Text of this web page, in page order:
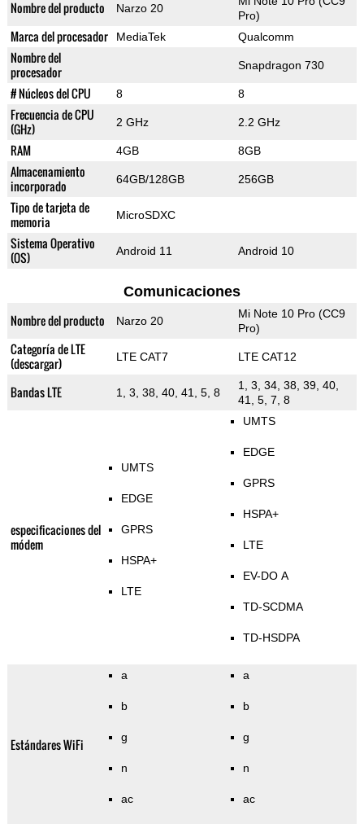
Nombre del producto Narzo 20
Pro)
Marca del procesador MediaTek Qualcomm
Nombre del
procesador
Snapdragon 730
# Núcleos del CPU 8 8
Frecuencia de CPU
(GHz)
2 GHz 2.2 GHz
RAM 4GB 8GB
Almacenamiento
incorporado
64GB/128GB 256GB
Tipo de tarjeta de
memoria
MicroSDXC
Sistema Operativo
(OS)
Android 11 Android 10
Comunicaciones
Nombre del producto Narzo 20
Mi Note 10 Pro (CC9
Pro)
Categoría de LTE
(descargar)
LTE CAT7 LTE CAT12
Bandas LTE 1, 3, 38, 40, 41, 5, 8
1, 3, 34, 38, 39, 40,
41, 5, 7, 8
especificaciones del
módem
UMTS
EDGE
GPRS
HSPA+
LTE
UMTS
EDGE
GPRS
HSPA+
LTE
EV-DO A
TD-SCDMA
TD-HSDPA
Estándares WiFi
a
b
g
n
ac
a
b
g
n
ac